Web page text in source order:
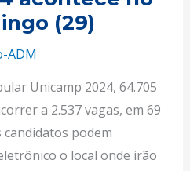
(29)
ADM
Unicamp 2024, 64.705
a 2.537 vagas, em 69
candidatos podem
o local onde irão